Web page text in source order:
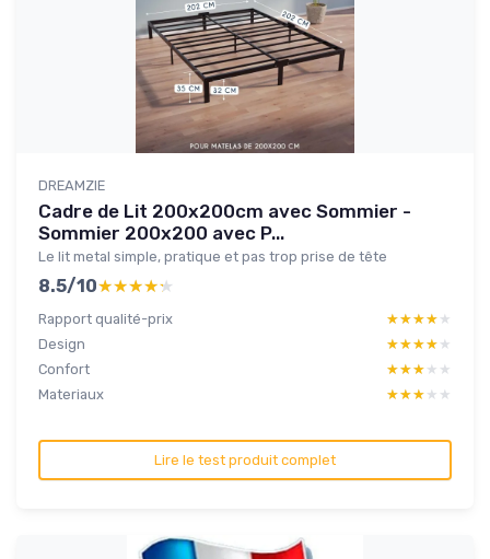
DREAMZIE
Cadre de Lit 200x200cm avec Sommier -
Sommier 200x200 avec P...
Le lit metal simple, pratique et pas trop prise de tête
8.5/10★★★★★
★★★★★
Rapport qualité-prix ★★★★★
★★★★★
Design
★★★★★
★★★★★
Confort
★★★★★
★★★★★
Materiaux
★★★★★
★★★★★
Lire le test produit complet